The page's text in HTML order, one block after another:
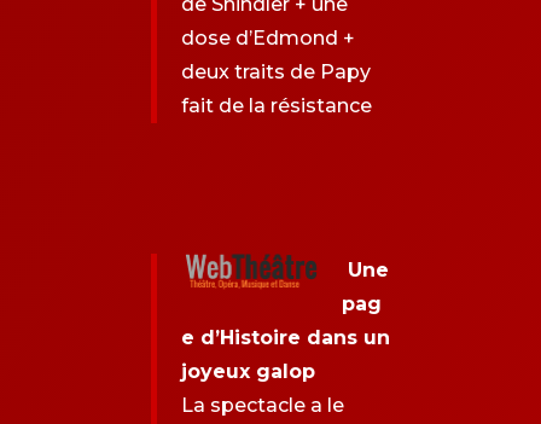
dose d’Edmond +
deux traits de Papy
fait de la résistance
Une
pag
e d’Histoire dans un
joyeux galop
La spectacle a le